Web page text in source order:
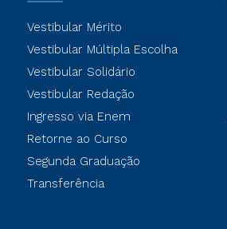
Vestibular Mérito
Vestibular Múltipla Escolha
Vestibular Solidário
Vestibular Redação
Ingresso via Enem
Retorne ao Curso
Segunda Graduação
Transferência